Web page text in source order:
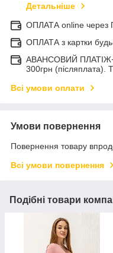
Детальніше
ОПЛАТА online через
ОПЛАТА з картки
АВАНСОВИЙ ПЛАТІЖ+
300грн (післяплата).
Всі умови оплати
Умови повернення
Повернення товару
Всі умови повернення
Подібні товари